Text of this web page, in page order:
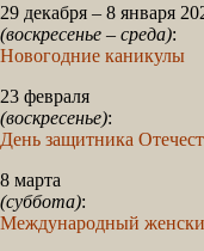
29 декабря – 8 января
(воскресенье – среда):
Новогодние каникулы
23 февраля
(воскресенье):
День защитника
8 марта
(суббота):
Международный